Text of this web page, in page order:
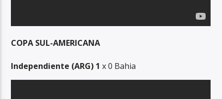
COPA SUL-AMERICANA
Independiente (ARG) 1x 0 Bahia